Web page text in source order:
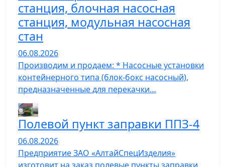
станция, блочная насосная
станция, модульная насосная
стан
06.08.2026
Производим и продаем: * Насосные установки
контейнерного типа (блок-бокс насосный),
предназначенные для перекачки…
Полевой пункт заправки ППЗ-4
06.08.2026
Предприятие ЗАО «АлтайСпецИзделия»